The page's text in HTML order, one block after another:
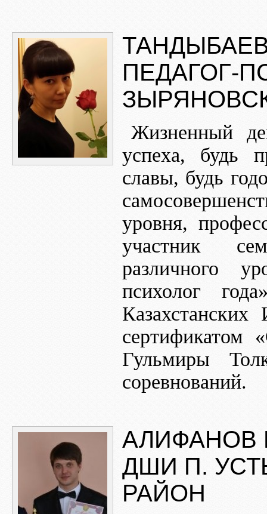
ПЕДАГОГ-
Жизненный
успеха, будь
славы, будь
уровня,
участник
различного
психолог
сертификатом
Гульмиры
соревнований.
АЛИФАНОВ
ДШИ П.
РАЙОН